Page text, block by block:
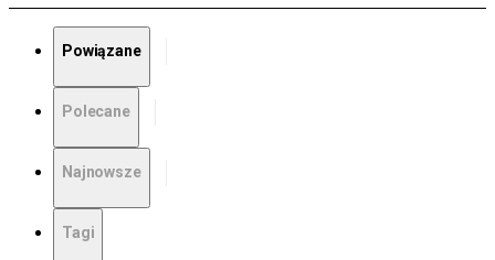
Powiązane
Polecane
Najnowsze
Tagi